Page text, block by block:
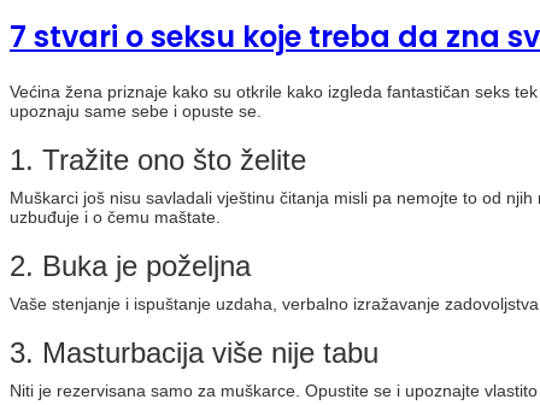
7 stvari o seksu koje treba da zna
Većina žena priznaje kako su otkrile kako izgleda fantastičan seks
upoznaju same sebe i opuste se.
1. Tražite ono što želite
Muškarci još nisu savladali vještinu čitanja misli pa nemojte to od
uzbuđuje i o čemu maštate.
2. Buka je poželjna
Vaše stenjanje i ispuštanje uzdaha, verbalno izražavanje
3. Masturbacija više nije tabu
Niti je rezervisana samo za muškarce. Opustite se i upoznajte